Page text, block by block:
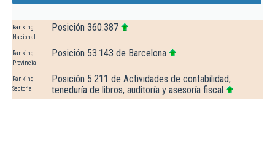
Ranking
Nacional
Posición 360.387
Ranking
Provincial
Posición 53.143 de Barcelona
Ranking
Sectorial
Posición 5.211 de Actividades de contabilidad,
teneduría de libros, auditoría y asesoría fiscal